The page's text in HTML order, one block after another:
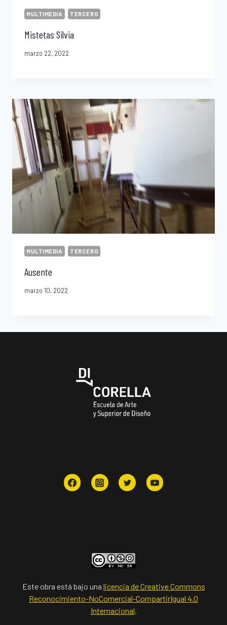
MULTIMEDIA TERCERO
Mistetas Silvia
marzo 22, 2022
MULTIMEDIA TERCERO
Ausente
marzo 10, 2022
Este obra está bajo una licencia de Creative Commons
Reconocimiento-NoComercial-CompartirIgual 4.0
Internacional.